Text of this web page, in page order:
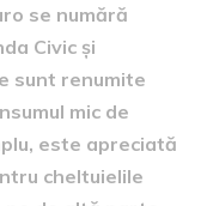
se numără
Civic și
sunt renumite
mic de
este apreciată
cheltuielile